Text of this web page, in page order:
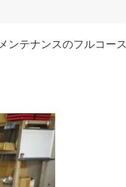
ンテナンスのフルコース